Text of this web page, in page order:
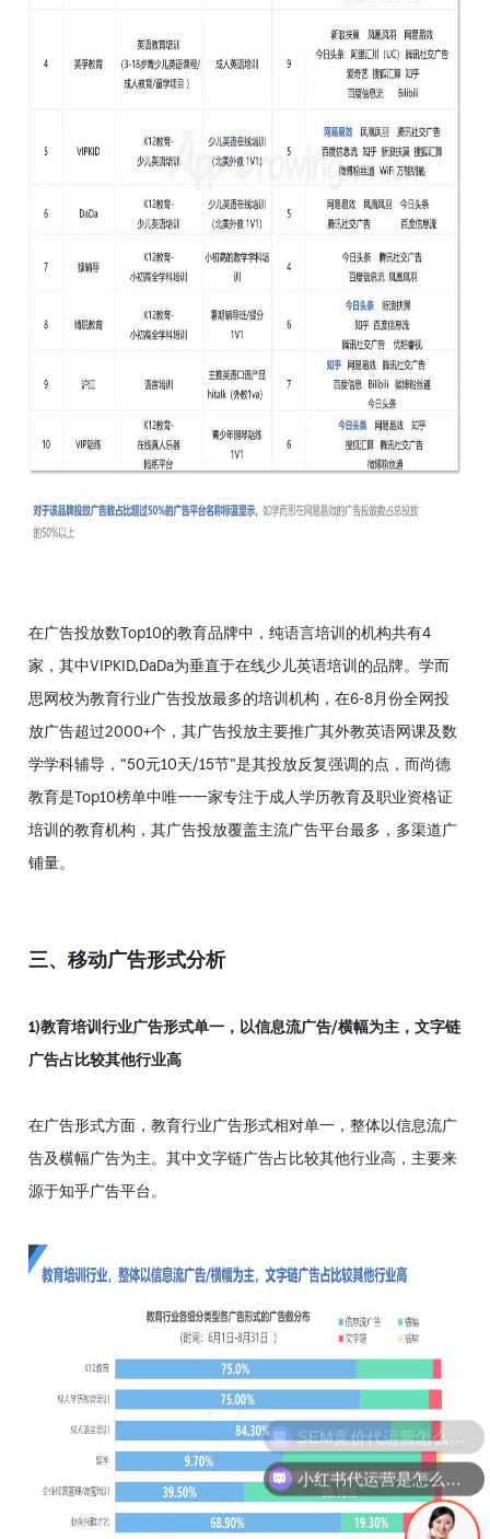
在广告投放数Top10的教育品牌中，纯语言培训的机构共有4
家，其中VIPKID,DaDa为垂直于在线少儿英语培训的品牌。学而
思网校为教育行业广告投放最多的培训机构，在6-8月份全网投
放广告超过2000+个，其广告投放主要推广其外教英语网课及数
学学科辅导，“50元10天/15节”是其投放反复强调的点，而尚德
教育是Top10榜单中唯一一家专注于成人学历教育及职业资格证
培训的教育机构，其广告投放覆盖主流广告平台最多，多渠道广
铺量。
三、移动广告形式分析
1)教育培训行业广告形式单一，以信息流广告/横幅为主，文字链
广告占比较其他行业高
在广告形式方面，教育行业广告形式相对单一，整体以信息流广
告及横幅广告为主。其中文字链广告占比较其他行业高，主要来
源于知乎广告平台。